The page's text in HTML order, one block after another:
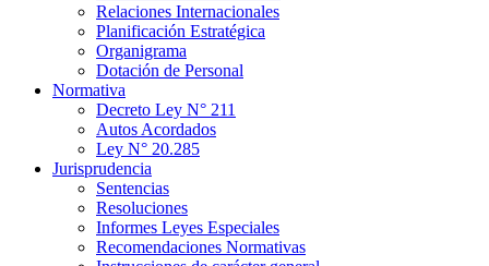
Relaciones Internacionales
Planificación Estratégica
Organigrama
Dotación de Personal
Normativa
Decreto Ley N° 211
Autos Acordados
Ley N° 20.285
Jurisprudencia
Sentencias
Resoluciones
Informes Leyes Especiales
Recomendaciones Normativas